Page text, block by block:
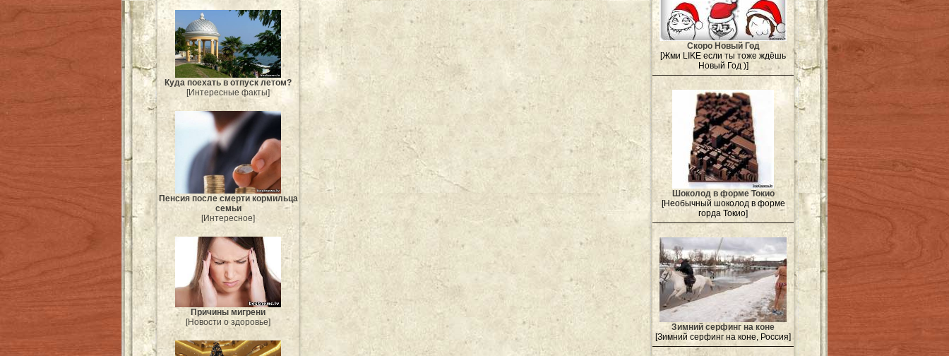
Куда поехать в отпуск летом?
[Интересные факты]
Пенсия после смерти кормильца
семьи
[Интересное]
Причины мигрени
[Новости о здоровье]
Скоро Новый Год
[Жми LIKE если ты тоже ждёшь
Новый Год )]
Шоколод в форме Токио
[Необычный шоколод в форме
горда Токио]
Зимний серфинг на коне
[Зимний серфинг на коне, Россия]